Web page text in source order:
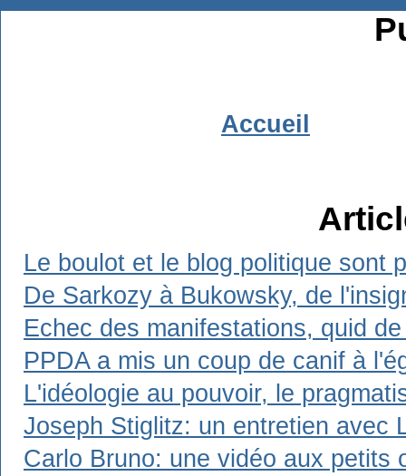
Accueil
Le boulot et le blog politique sont
De Sarkozy à Bukowsky, de
Echec des manifestations, quid
PPDA a mis un coup de canif à
L'idéologie au pouvoir, le
Joseph Stiglitz: un entretien avec
Carlo Bruno: une vidéo aux petits